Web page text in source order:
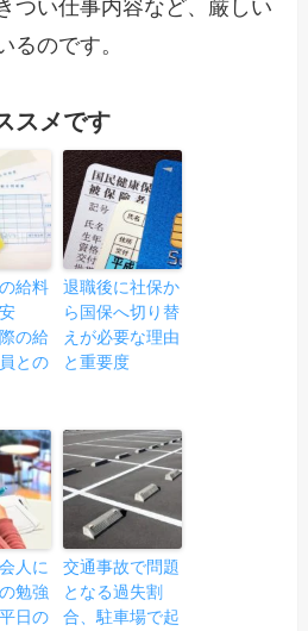
つい仕事内容など、厳しい
るのです。
スメです
給料
の給
との
退職後に社保か
ら国保へ切り替
えが必要な理由
と重要度
人に
勉強
日の
交通事故で問題
となる過失割
合、駐車場で起